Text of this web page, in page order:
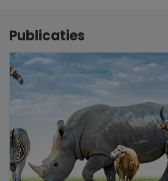
Publicaties